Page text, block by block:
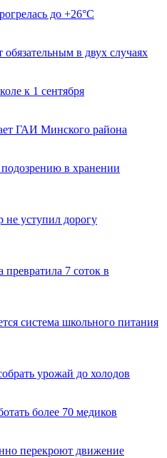
до +26°C
обязательным в двух случаях
к 1 сентября
ГАИ Минского района
в хранении
уступил дорогу
7 соток в
система школьного питания
урожай до холодов
более 70 медиков
перекроют движение